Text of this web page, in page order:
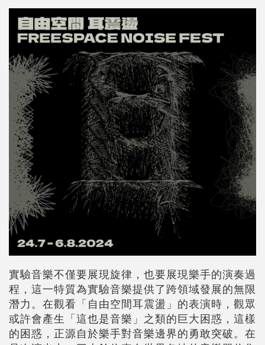
實驗音樂不僅要展現旋律，也要展現樂手的演奏過
程，這一特質為實驗音樂提供了跨領域發展的無限
潛力。在觀看「自由空間耳震盪」的表演時，觀眾
或許會產生「這也是音樂」之類的巨大困惑，這樣
的困惑，正源自於樂手對音樂邊界的勇敢突破。在